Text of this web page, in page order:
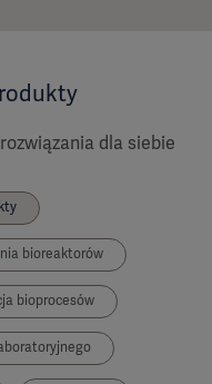
dla siebie
bioreaktorów
bioprocesów